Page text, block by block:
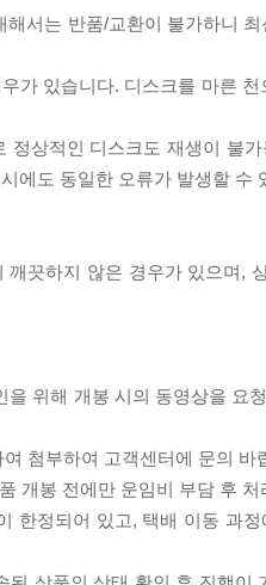
서는 반품/교환이 불가하니
가 있습니다. 디스크를 마른
상적인 디스크도 재생이 불
에도 동일한 오류가 발생할 수
끗하지 않은 경우가 있으며,
위해 개봉 시의 동영상을 요
첨부하여 고객센터에 문의 바
개봉 전에만 운임비 부담 후 처
한정되어 있고, 택배 이동 과